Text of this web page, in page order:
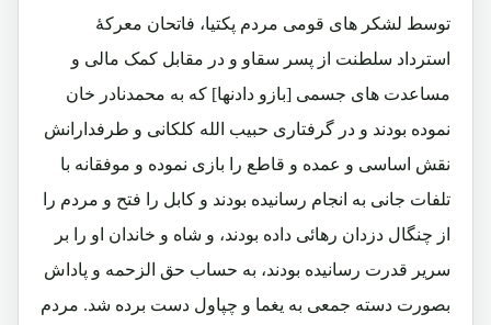
توسط لشکر های قومی مردم پکتیا، فاتحان معرکۀ
استرداد سلطنت از پسر سقاو و در مقابل کمک مالی و
مساعدت های جسمی [بازو دادنها] که به محمدنادر خان
نموده بودند و در گرفتاری حبیب الله کلکانی و طرفدارانش
نقش اساسی و عمده و قاطع را بازی نموده و موفقانه با
تلفات جانی به انجام رسانیده بودند و کابل را فتح و مردم را
از چنگال دزدان رهائی داده بودند، و شاه و خاندان او را بر
سریر قدرت رسانیده بودند، به حساب حق الزحمه و پاداش
بصورت دسته جمعی به یغما و چپاول دست برده شد. مردم